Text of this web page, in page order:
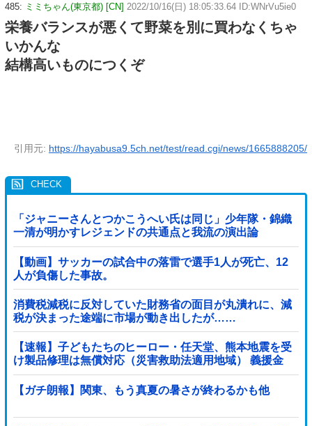
485: ミミちゃん(東京都) [CN] 2022/10/16(日) 18:05:33.64 ID:WNrVu5ie0
栄養バランスが悪くて野菜を別に買わなくちゃ
いかんな
結構高いものにつくぞ
引用元: https://hayabusa9.5ch.net/test/read.cgi/news/1665888205/
「ジャニーさんとつかこうへい氏は同じ」少年隊・錦織
一清が明かすレジェンドの共通点と我流の演出論
【動画】サッカーの試合中の落雷で選手1人が死亡、12
人が負傷した事故。
消費税減税に反対していた財務省の面目が丸潰れに、減
税が決まった途端に市場が動き出したが……
【速報】子どもたちのヒーロー・任天堂、熊本地震を受
け製品修理は無償対応（災害救助法適用地域） 義援金
5000万円寄付
【ガチ朗報】関東、もう真夏の暑さが終わるかも他